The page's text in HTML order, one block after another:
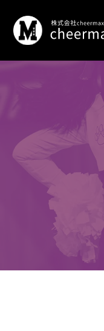
international
program
career
program
cheerleaders
and
dancers
event
production
education
CONTACT